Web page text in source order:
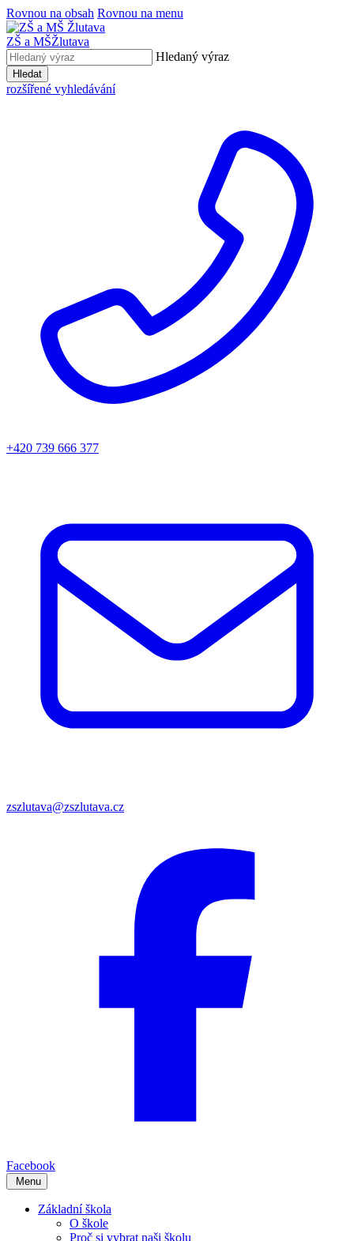
Rovnou na obsah Rovnou na menu
ZŠ a MŠŽlutava
Hledaný výraz
Hledat
rozšířené vyhledávání
+420 739 666 377
zszlutava@zszlutava.cz
Facebook
Menu
Základní škola
O škole
Proč si vybrat naši školu